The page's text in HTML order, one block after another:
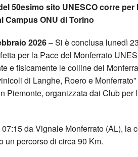
50esimo sito UNESCO corre
Campus ONU di Torino
2026– Si è conclusa lunedì
per la Pace del Monferrato
e fisicamente le colline del
di Langhe, Roero e
Piemonte, organizzata dai Club per
da Vignale Monferrato (AL), la
un percorso di circa 90 Km.